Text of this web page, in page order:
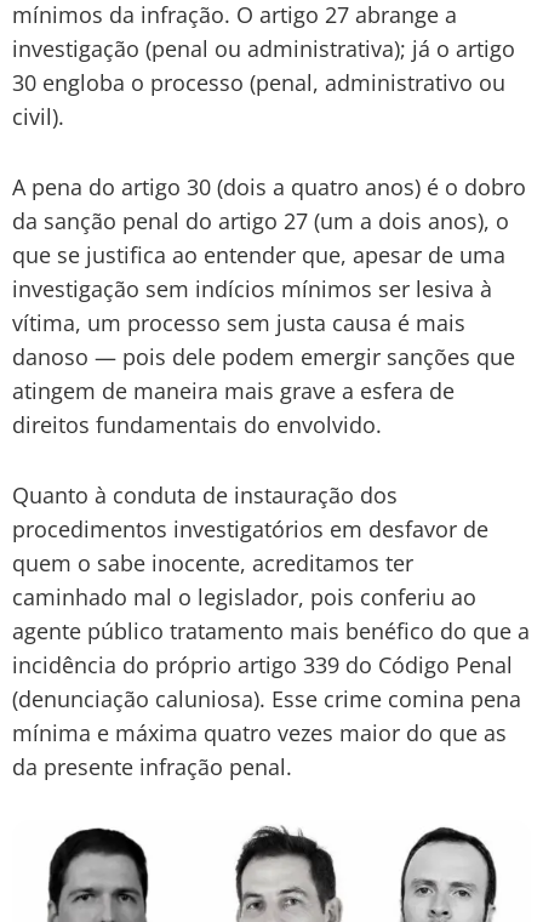
mínimos da infração. O artigo 27 abrange a
investigação (penal ou administrativa); já o artigo
30 engloba o processo (penal, administrativo ou
civil).
A pena do artigo 30 (dois a quatro anos) é o dobro
da sanção penal do artigo 27 (um a dois anos), o
que se justifica ao entender que, apesar de uma
investigação sem indícios mínimos ser lesiva à
vítima, um processo sem justa causa é mais
danoso — pois dele podem emergir sanções que
atingem de maneira mais grave a esfera de
direitos fundamentais do envolvido.
Quanto à conduta de instauração dos
procedimentos investigatórios em desfavor de
quem o sabe inocente, acreditamos ter
caminhado mal o legislador, pois conferiu ao
agente público tratamento mais benéfico do que a
incidência do próprio artigo 339 do Código Penal
(denunciação caluniosa). Esse crime comina pena
mínima e máxima quatro vezes maior do que as
da presente infração penal.